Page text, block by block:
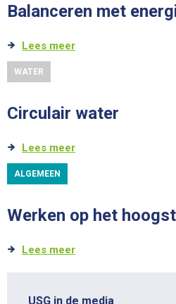
Balanceren met
Lees meer
WATER
Circulair water
Lees meer
ALGEMEEN
Werken op het
Lees meer
USG in de media